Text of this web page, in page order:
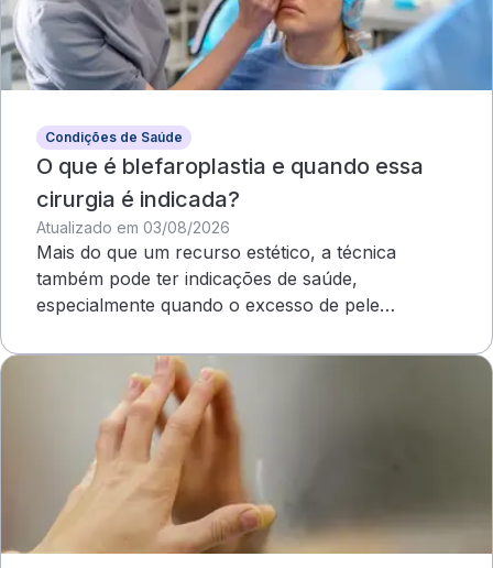
Condições de Saúde
O que é blefaroplastia e quando essa
cirurgia é indicada?
Atualizado em 03/08/2026
Mais do que um recurso estético, a técnica
também pode ter indicações de saúde,
especialmente quando o excesso de pele